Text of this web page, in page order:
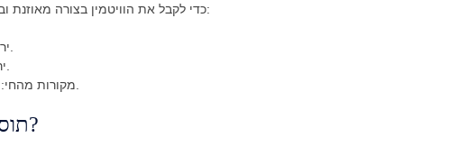
כדי לקבל את הוויטמין בצורה מאוזנת ובטוחה, מומלץ לשלב בתפריט היומי:
תוספי תזונה – מתי לשקול?